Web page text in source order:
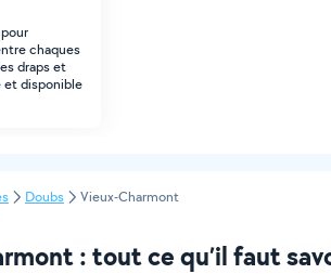
chaques
draps et
et disponible
Doubs Vieux-Charmont
: tout ce qu’il faut